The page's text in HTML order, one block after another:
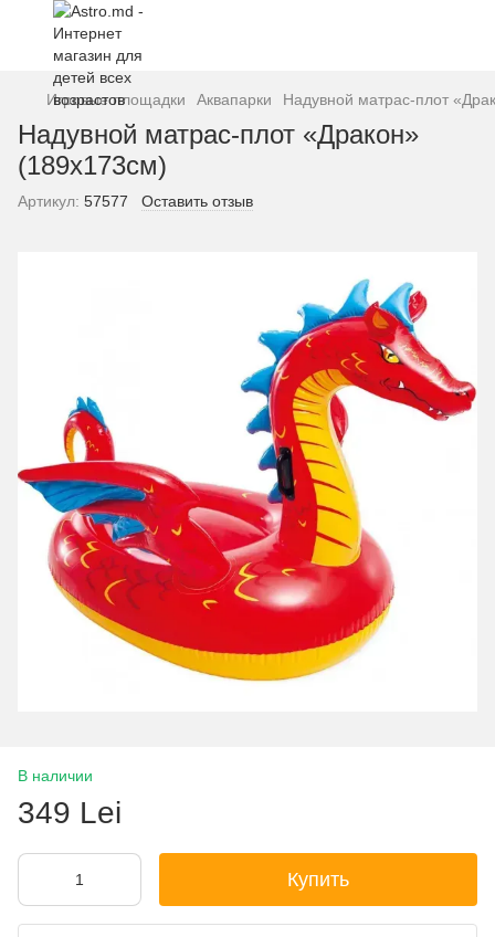
Игровые площадки Аквапарки Надувной матрас-плот
Надувной матрас-плот «Дракон»
(189x173см)
Артикул: 57577 Оставить отзыв
В наличии
349 Lei
Купить